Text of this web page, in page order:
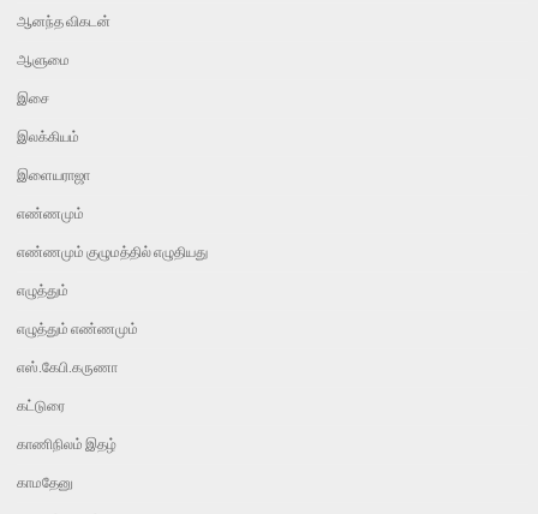
ஆனந்த விகடன்
ஆளுமை
இசை
இலக்கியம்
இளையராஜா
எண்ணமும்
எண்ணமும் குழுமத்தில் எழுதியது
எழுத்தும்
எழுத்தும் எண்ணமும்
எஸ்.கேபி.கருணா
கட்டுரை
காணிநிலம் இதழ்
காமதேனு